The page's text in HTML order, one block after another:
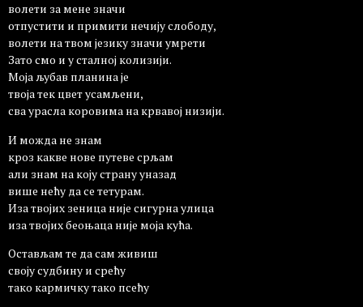
волети за мене значи
отпустити и примити нечију слободу,
волети на твом језику значи умрети
Зато смо и у сталној колизији.
Моја љубав планина је
твоја тек цвет усамљени,
сва урасла коровима на крвавој низији.
И можда не знам
кроз какве нове путеве срљам
али знам на коју страну уназад
више нећу да се тетурам.
Иза твојих зеница није сигурна улица
иза твојих беоњаца није моја кућа.
Остављам те да сам живиш
своју судбину и срећу
тако кармичку тако псећу